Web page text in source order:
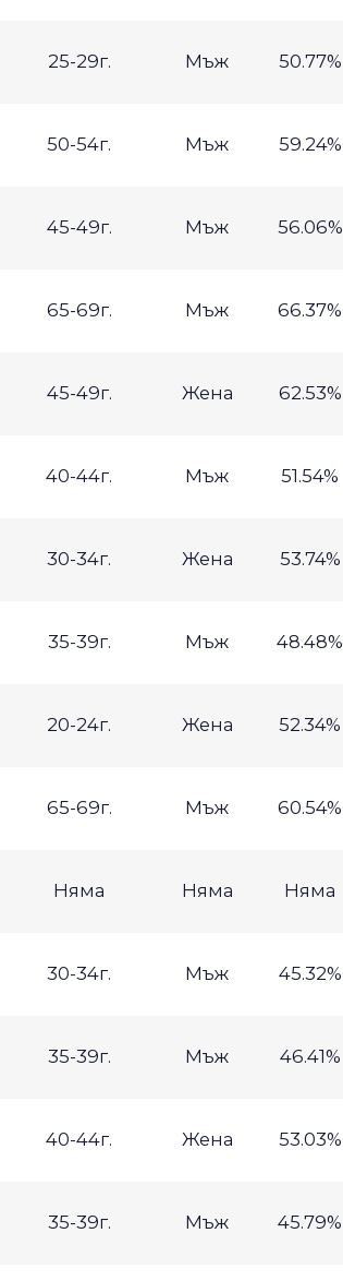
25-29г. Мъж 50.77%
50-54г. Мъж 59.24%
45-49г. Мъж 56.06%
65-69г. Мъж 66.37%
45-49г. Жена 62.53%
40-44г. Мъж 51.54%
30-34г. Жена 53.74%
35-39г. Мъж 48.48%
20-24г. Жена 52.34%
65-69г. Мъж 60.54%
Няма Няма Няма
30-34г. Мъж 45.32%
35-39г. Мъж 46.41%
40-44г. Жена 53.03%
35-39г. Мъж 45.79%